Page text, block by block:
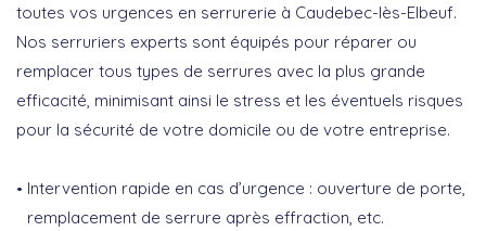
toutes vos urgences en serrurerie à Caudebec-lès-Elbeuf.
Nos serruriers experts sont équipés pour réparer ou
remplacer tous types de serrures avec la plus grande
efficacité, minimisant ainsi le stress et les éventuels risques
pour la sécurité de votre domicile ou de votre entreprise.
Intervention rapide en cas d’urgence : ouverture de porte,
remplacement de serrure après effraction, etc.